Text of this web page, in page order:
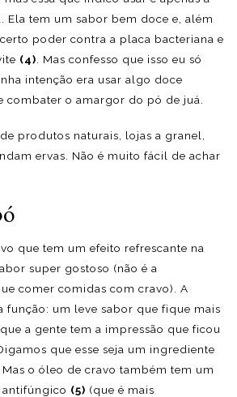
Ela tem um sabor bem doce e, além
poder contra a placa bacteriana e
(4) . Mas confesso que isso eu só
intenção era usar algo doce
combater o amargor do pó de juá.
produtos naturais, lojas a granel,
ervas. Não é muito fácil de achar
que tem um efeito refrescante na
super gostoso (não é a
comer comidas com cravo). A
função: um leve sabor que fique mais
a gente tem a impressão que ficou
que esse seja um ingrediente
o óleo de cravo também tem um
(5) (que é mais